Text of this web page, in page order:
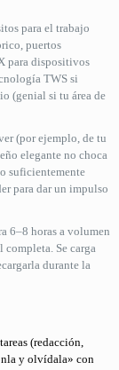
para el trabajo
puertos
para dispositivos
TWS si
(genial si tu área de
(por ejemplo, de tu
elegante no choca
suficientemente
para dar un impulso
6–8 horas a volumen
Se carga
durante la
(redacción,
y olvídala» con